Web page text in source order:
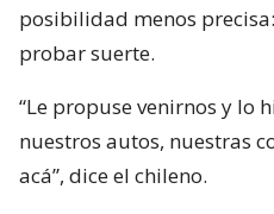
posibilidad menos
probar suerte.
“Le propuse venirnos y lo
nuestros autos, nuestras
acá”, dice el chileno.